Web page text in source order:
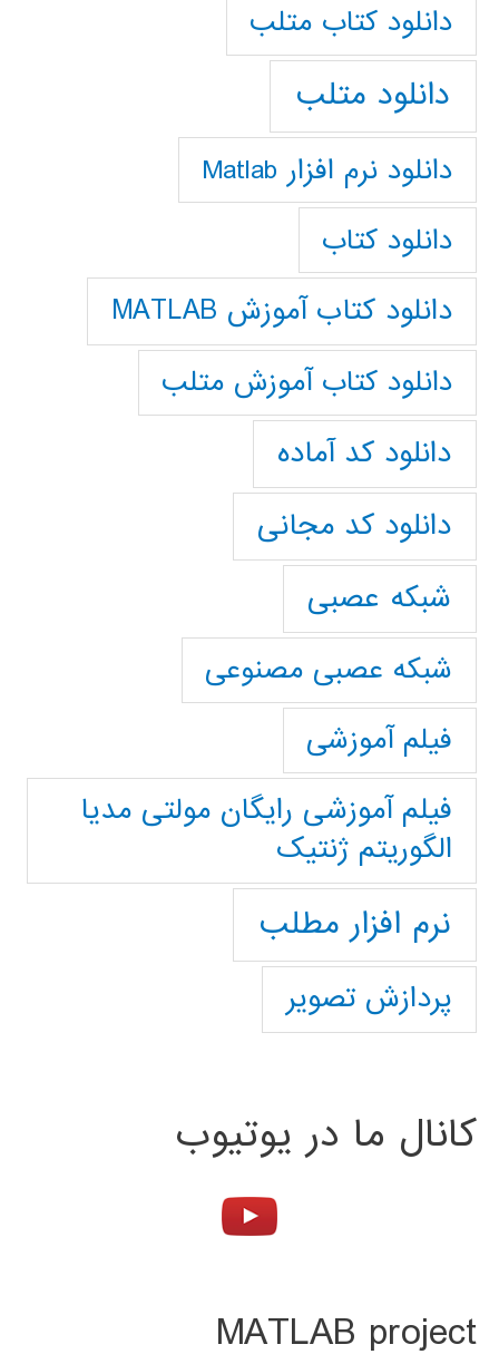
دانلود كتاب متلب
دانلود متلب
دانلود نرم افزار Matlab
دانلود کتاب
دانلود کتاب آموزش MATLAB
دانلود کتاب آموزش متلب
دانلود کد آماده
دانلود کد مجانی
شبکه عصبی
شبکه عصبی مصنوعی
فیلم آموزشی
فیلم آموزشی رایگان مولتی مدیا
الگوریتم ژنتیک
نرم افزار مطلب
پردازش تصویر
کانال ما در یوتیوب
MATLAB project